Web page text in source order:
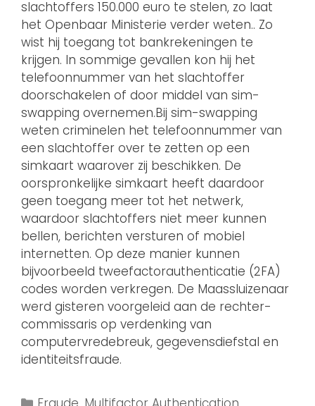
slachtoffers 150.000 euro te stelen, zo laat
het Openbaar Ministerie verder weten.. Zo
wist hij toegang tot bankrekeningen te
krijgen. In sommige gevallen kon hij het
telefoonnummer van het slachtoffer
doorschakelen of door middel van sim-
swapping overnemen.Bij sim-swapping
weten criminelen het telefoonnummer van
een slachtoffer over te zetten op een
simkaart waarover zij beschikken. De
oorspronkelijke simkaart heeft daardoor
geen toegang meer tot het netwerk,
waardoor slachtoffers niet meer kunnen
bellen, berichten versturen of mobiel
internetten. Op deze manier kunnen
bijvoorbeeld tweefactorauthenticatie (2FA)
codes worden verkregen. De Maassluizenaar
werd gisteren voorgeleid aan de rechter-
commissaris op verdenking van
computervredebreuk, gegevensdiefstal en
identiteitsfraude.